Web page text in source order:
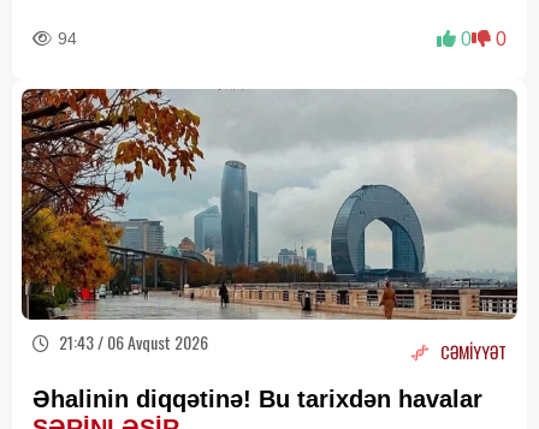
94 0 0
21:43 / 06 Avqust 2026 CƏMİYYƏT
Əhalinin diqqətinə! Bu tarixdən havalar